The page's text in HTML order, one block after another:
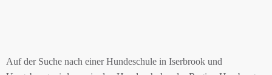
Auf der Suche nach einer Hundeschule in Iserbrook und